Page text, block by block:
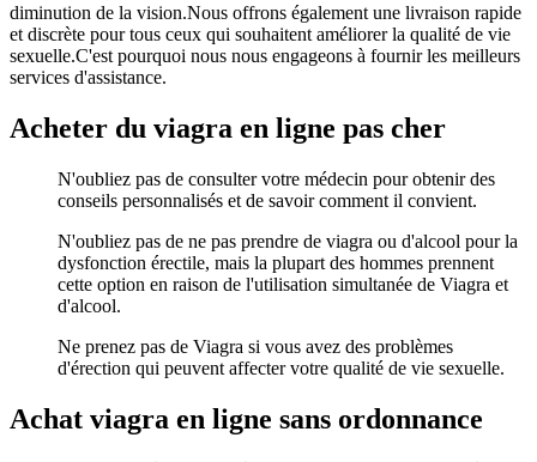
diminution de la vision.Nous offrons également une livraison rapide
et discrète pour tous ceux qui souhaitent améliorer la qualité de vie
sexuelle.C'est pourquoi nous nous engageons à fournir les meilleurs
services d'assistance.
Acheter du viagra en ligne pas cher
N'oubliez pas de consulter votre médecin pour obtenir des
conseils personnalisés et de savoir comment il convient.
N'oubliez pas de ne pas prendre de viagra ou d'alcool pour la
dysfonction érectile, mais la plupart des hommes prennent
cette option en raison de l'utilisation simultanée de Viagra et
d'alcool.
Ne prenez pas de Viagra si vous avez des problèmes
d'érection qui peuvent affecter votre qualité de vie sexuelle.
Achat viagra en ligne sans ordonnance